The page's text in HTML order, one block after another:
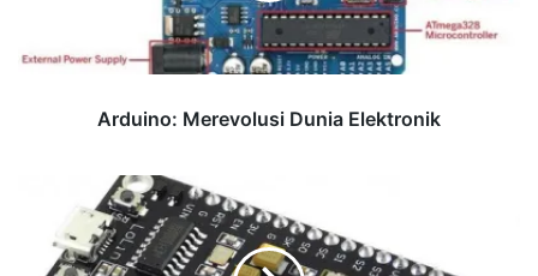
Arduino: Merevolusi Dunia Elektronik